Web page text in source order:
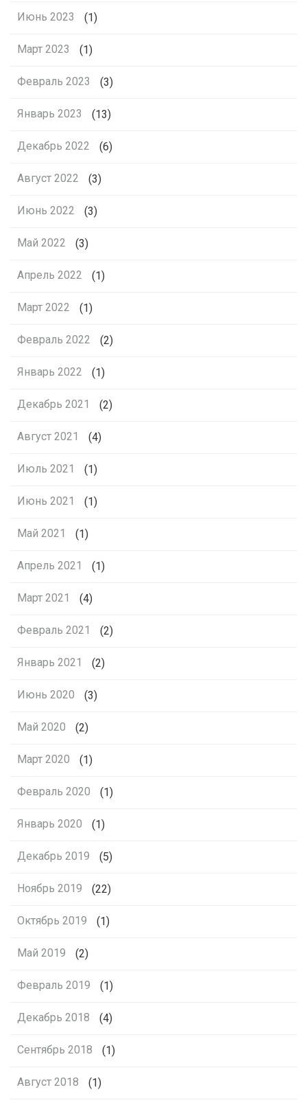
Июнь 2023 (1)
Март 2023 (1)
Февраль 2023 (3)
Январь 2023 (13)
Декабрь 2022 (6)
Август 2022 (3)
Июнь 2022 (3)
Май 2022 (3)
Апрель 2022 (1)
Март 2022 (1)
Февраль 2022 (2)
Январь 2022 (1)
Декабрь 2021 (2)
Август 2021 (4)
Июль 2021 (1)
Июнь 2021 (1)
Май 2021 (1)
Апрель 2021 (1)
Март 2021 (4)
Февраль 2021 (2)
Январь 2021 (2)
Июнь 2020 (3)
Май 2020 (2)
Март 2020 (1)
Февраль 2020 (1)
Январь 2020 (1)
Декабрь 2019 (5)
Ноябрь 2019 (22)
Октябрь 2019 (1)
Май 2019 (2)
Февраль 2019 (1)
Декабрь 2018 (4)
Сентябрь 2018 (1)
Август 2018 (1)